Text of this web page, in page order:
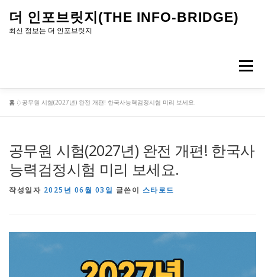
로
가
더 인포브릿지(THE INFO-BRIDGE)
최신 정보는 더 인포브릿지
메뉴
홈 »공무원 시험(2027년) 완전 개편! 한국사능력검정시험 미리 보세요.
공무원 시험(2027년) 완전 개편! 한국사
능력검정시험 미리 보세요.
작성일자 2025년 06월 03일 글쓴이 스타로드